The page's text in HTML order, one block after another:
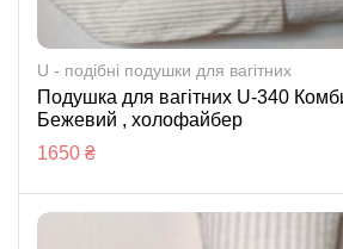
U - подібні подушки для вагітних
Подушка для вагітних U-340
Бежевий , холофайбер
1650 ₴